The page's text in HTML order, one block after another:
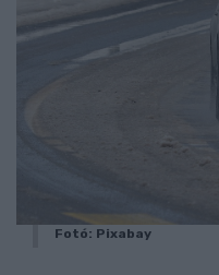
Fotó: Pixabay